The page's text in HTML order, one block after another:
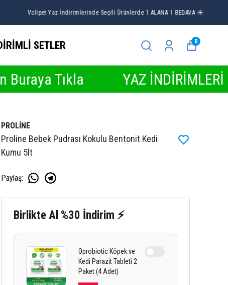
SETLER 0
YAZ İNDİRİMLERİ
PROLİNE
Proline Bebek Pudrası Kokulu Bentonit Kedi
Kumu 5lt
Paylaş:
Birlikte Al %30 İndirim ⚡
Oprobiotic Köpek ve
Kedi Parazit Tableti 2
Paket (4 Adet)